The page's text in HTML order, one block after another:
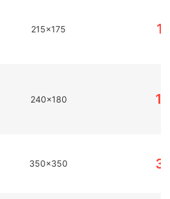
215x175
240x180
350x350